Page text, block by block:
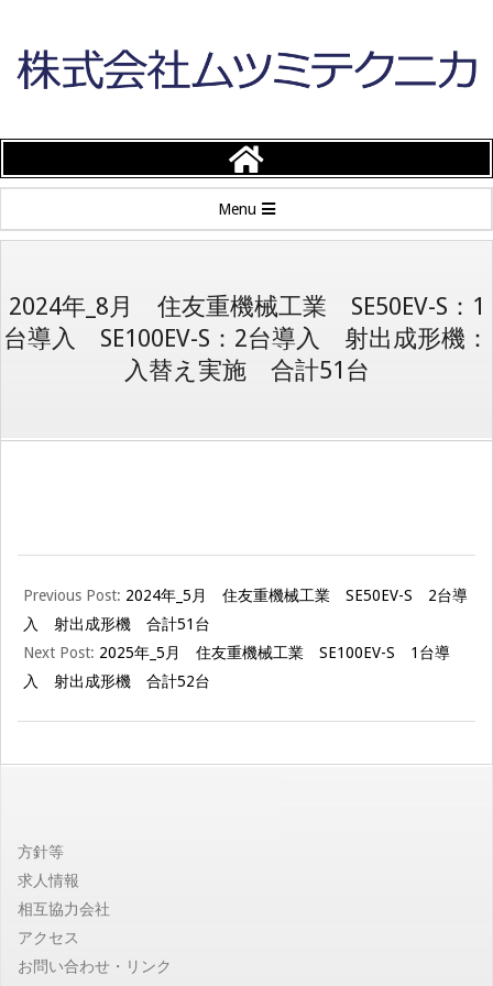
content
株
式
会
社
ム
ツ
テ
ク
ニ
カ
【公
式
サ
Navigation
Menu
2024年_8月 住友重機械工業 SE50EV-S：1
台導入 SE100EV-S：2台導入 射出成形機：
入替え実施 合計51台
08-
20
Previous Post: 2024年_5月 住友重機械工業 SE50EV-S 2台導
入 射出成形機 合計51台
Next Post: 2025年_5月 住友重機械工業 SE100EV-S 1台導
入 射出成形機 合計52台
方針等
求人情報
相互協力会社
アクセス
お問い合わせ・リンク